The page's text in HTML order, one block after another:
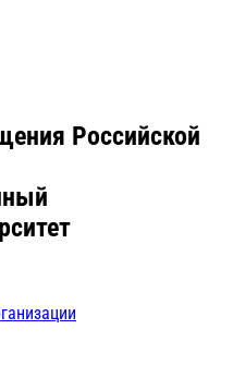
Российской